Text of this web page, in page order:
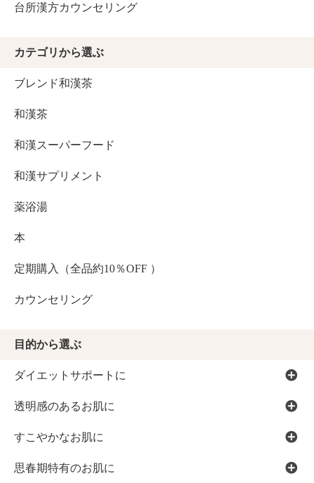
台所漢方カウンセリング
カテゴリから選ぶ
ブレンド和漢茶
和漢茶
和漢スーパーフード
和漢サプリメント
薬浴湯
本
定期購入（全品約10％OFF ）
カウンセリング
目的から選ぶ
ダイエットサポートに
透明感のあるお肌に
すこやかなお肌に
思春期特有のお肌に